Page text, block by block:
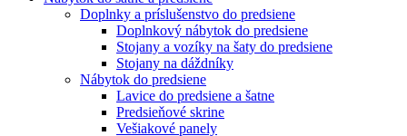
Doplnky a príslušenstvo do predsiene
Doplnkový nábytok do predsiene
Stojany a vozíky na šaty do predsiene
Stojany na dáždníky
Nábytok do predsiene
Lavice do predsiene a šatne
Predsieňové skrine
Vešiakové panely